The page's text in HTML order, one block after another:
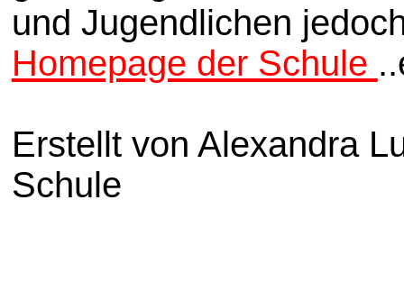
und Jugendlichen
Homepage der Schule
Erstellt von Alexandra
Schule